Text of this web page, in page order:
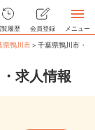
覧履歴 会員登録 メニュー
県鴨川市＞千葉県鴨川市・
求人情報